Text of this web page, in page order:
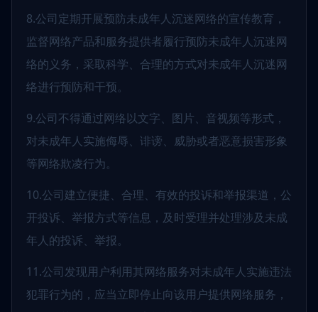
8.公司定期开展预防未成年人沉迷网络的宣传教育，
监督网络产品和服务提供者履行预防未成年人沉迷网
络的义务，采取科学、合理的方式对未成年人沉迷网
络进行预防和干预。
9.公司不得通过网络以文字、图片、音视频等形式，
对未成年人实施侮辱、诽谤、威胁或者恶意损害形象
等网络欺凌行为。
10.公司建立便捷、合理、有效的投诉和举报渠道，公
开投诉、举报方式等信息，及时受理并处理涉及未成
年人的投诉、举报。
11.公司发现用户利用其网络服务对未成年人实施违法
犯罪行为的，应当立即停止向该用户提供网络服务，